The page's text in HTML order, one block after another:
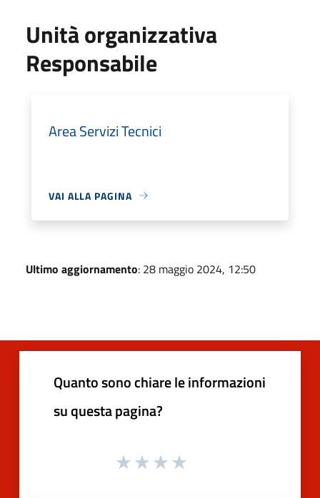
Unità organizzativa
Responsabile
Area Servizi Tecnici
VAI ALLA PAGINA
Ultimo aggiornamento: 28 maggio 2024, 12:50
Quanto sono chiare le informazioni
su questa pagina?